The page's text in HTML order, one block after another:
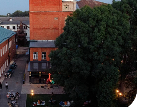
фестивали
в аренду
до
мероприятия
10 до 3000